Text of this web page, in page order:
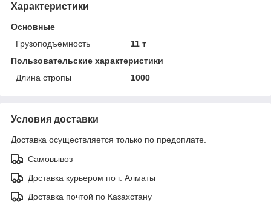
Характеристики
Основные
Грузоподъемность
11 т
Пользовательские характеристики
Длина стропы
1000
Условия доставки
Доставка осуществляется только по предоплате.
Самовывоз
Доставка курьером по г. Алматы
Доставка почтой по Казахстану